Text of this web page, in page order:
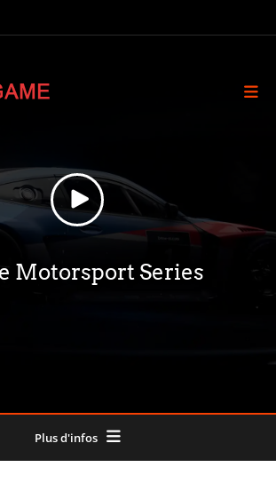
Motorsport Series
Plus d'infos